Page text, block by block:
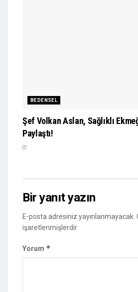
BEDENSEL
Şef Volkan Aslan, Sağlıklı
Paylaştı!
Bir yanıt yazın
E-posta adresiniz yayınlanmayacak.
işaretlenmişlerdir
Yorum *